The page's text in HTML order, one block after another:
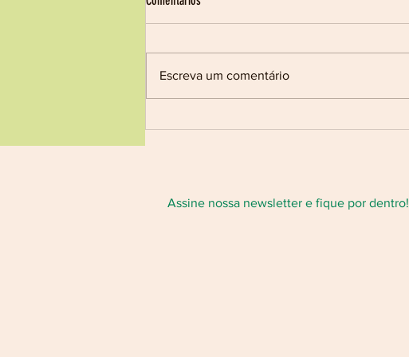
Pedido de Orçamento
“CANASTRA VIVA:
RESTAURANDO CORREDORES
FLO
Escreva um comentário
Assine nossa newsletter e fique por dentro!